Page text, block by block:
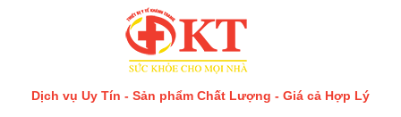
Dịch vụ Uy Tín - Sản phẩm Chất Lượng - Giá cả Hợp Lý